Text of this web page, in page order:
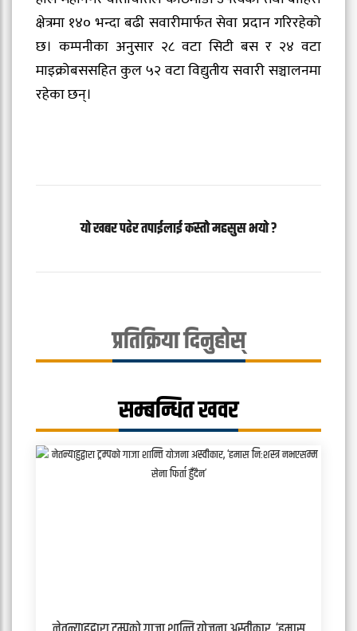
क्षेत्रमा १४० भन्दा बढी सवारीमार्फत सेवा प्रदान गरिरहेको
छ। कम्पनीका अनुसार २८ वटा सिटी बस र २४ वटा
माइक्रोबससहित कुल ५२ वटा विद्युतीय सवारी सञ्चालनमा
रहेका छन्।
यो खबर पढेर तपाईलाई कस्तो महसुस भयो ?
प्रतिक्रिया दिनुहोस्
सम्बन्धित खवर